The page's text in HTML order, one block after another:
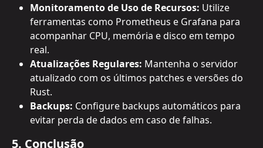
Monitoramento de Uso de Recursos: Utilize
ferramentas como Prometheus e Grafana para
acompanhar CPU, memória e disco em tempo
real.
Atualizações Regulares: Mantenha o servidor
atualizado com os últimos patches e versões do
Rust.
Backups: Configure backups automáticos para
evitar perda de dados em caso de falhas.
5. Conclusão